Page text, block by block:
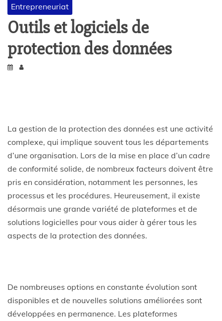
Entrepreneuriat
Outils et logiciels de
protection des données
La gestion de la protection des données est une activité
complexe, qui implique souvent tous les départements
d’une organisation. Lors de la mise en place d’un cadre
de conformité solide, de nombreux facteurs doivent être
pris en considération, notamment les personnes, les
processus et les procédures. Heureusement, il existe
désormais une grande variété de plateformes et de
solutions logicielles pour vous aider à gérer tous les
aspects de la protection des données.
De nombreuses options en constante évolution sont
disponibles et de nouvelles solutions améliorées sont
développées en permanence. Les plateformes